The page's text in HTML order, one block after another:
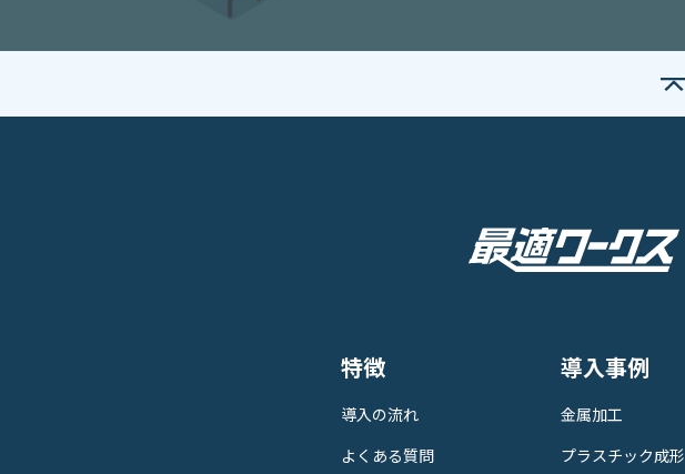
特徴
導入の流れ
よくある質問
導入事例
金属加工
プラスチック成形